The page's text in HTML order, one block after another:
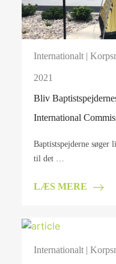
Internationalt|
2021
Bliv
International
Baptistspejderne
til det …
LÆS MERE
Internationalt|